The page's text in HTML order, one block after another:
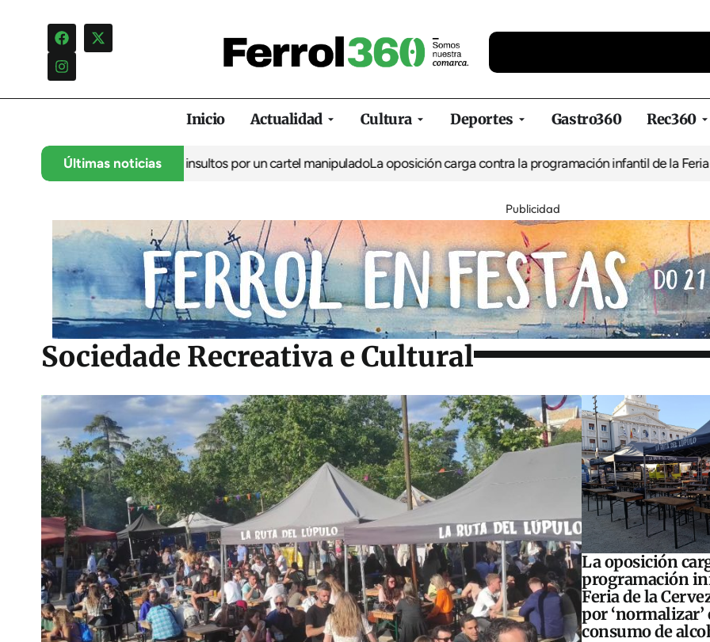
Inicio Actualidad Cultura Deportes Gastro360 Rec360
Últimas noticias
una campaña de insultos por un cartel manipulado La oposición carga contra la programación infantil de la Feria de la
Publicidad
Sociedade Recreativa e Cultural
La oposición
programación
Feria de la
por ‘normalizar’
consumo de